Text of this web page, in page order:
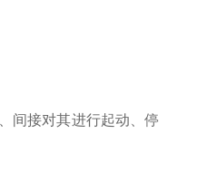
间接对其进行起动、停